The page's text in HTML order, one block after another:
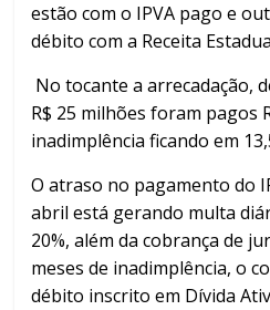
estão com o IPVA pago e
débito com a Receita
No tocante a arrecadação,
R$ 25 milhões foram pagos
inadimplência ficando em
O atraso no pagamento do
abril está gerando multa
20%, além da cobrança de
meses de inadimplência, o
débito inscrito em Dívida